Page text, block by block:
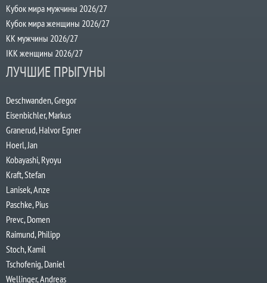
Кубок мира мужчины 2026/27
Кубок мира женщины 2026/27
КК мужчины 2026/27
IKK женщины 2026/27
ЛУЧШИЕ ПРЫГУНЫ
Deschwanden, Gregor
Eisenbichler, Markus
Granerud, Halvor Egner
Hoerl, Jan
Kobayashi, Ryoyu
Kraft, Stefan
Lanisek, Anze
Paschke, Pius
Prevc, Domen
Raimund, Philipp
Stoch, Kamil
Tschofenig, Daniel
Wellinger, Andreas